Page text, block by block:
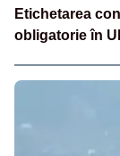
Etichetarea
obligatorie în